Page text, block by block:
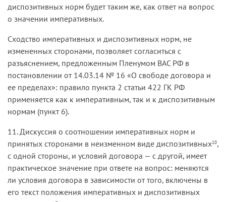
диспозитивных норм будет таким же, как ответ на вопрос
о значении императивных.
Сходство императивных и диспозитивных норм, не
измененных сторонами, позволяет согласиться с
разъяснением, предложенным Пленумом ВАС РФ в
постановлении от 14.03.14 № 16 «О свободе договора и
ее пределах»: правило пункта 2 статьи 422 ГК РФ
применяется как к императивным, так и к диспозитивным
нормам (пункт 6).
11. Дискуссия о соотношении императивных норм и
принятых сторонами в неизменном виде диспозитивных10,
с одной стороны, и условий договора — с другой, имеет
практическое значение при ответе на вопрос: меняются
ли условия договора в зависимости от того, включены в
его текст положения императивных и диспозитивных